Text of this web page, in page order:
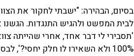
בסיום, הבהירה: "ישבתי לחקור את
לבית המפשט ולהגיש התנגדות.
'תסבירי לי דבר אחד, אחרי שהייתה
100% ולא השאירו לו חלק יחסי?', לבסוף ניהלנו את ההליך עד תום וזכינו ב־43 אחוזים".